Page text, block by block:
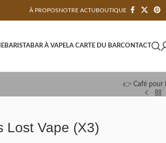
À PROPOSNOTRE ACTUBOUTIQUE
BARISTABAR À VAPELA CARTE DU BARCONTACT
👉 Café pour
Lost Vape (X3)